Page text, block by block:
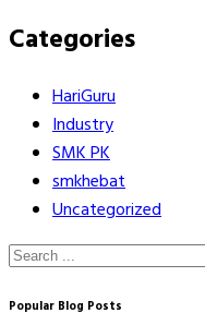
Categories
HariGuru
Industry
SMK PK
smkhebat
Uncategorized
Popular Blog Posts